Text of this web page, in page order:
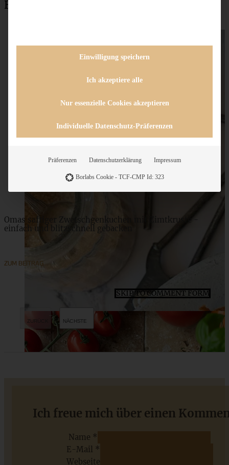
Schoko-Himbeer-Knuspertarte
Death by Chocolate Cheesecake Schnitten
Beliebteste Rezepte
Omas saftiger Zwetschgenkuchen mit Zimtkruste -
einfach und blitzschnell gebacken
ZUM BEITRAG
SKIP TO COMMENT FORM
Ich freue mich über einen
Name *
E-Mail *
Webseite
Einwilligung speichern
Ich akzeptiere alle
Nur essenzielle Cookies akzeptieren
Individuelle Datenschutz-Präferenzen
Präferenzen Datenschutzerklärung Impressum
Borlabs Cookie - TCF-CMP Id: 323